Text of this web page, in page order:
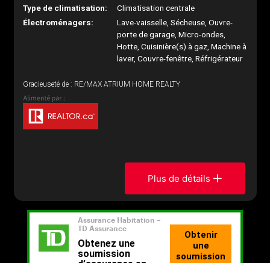
Type de climatisation:
Climatisation centrale
Électroménagers:
Lave-vaisselle, Sécheuse, Ouvre-
porte de garage, Micro-ondes,
Hotte, Cuisinière(s) à gaz, Machine à
laver, Couvre-fenêtre, Réfrigérateur
Gracieuseté de : RE/MAX ATRIUM HOME REALTY
Plus de détails